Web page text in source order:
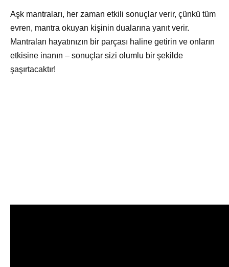
Aşk mantraları, her zaman etkili sonuçlar verir, çünkü tüm
evren, mantra okuyan kişinin dualarına yanıt verir.
Mantraları hayatınızın bir parçası haline getirin ve onların
etkisine inanın – sonuçlar sizi olumlu bir şekilde
şaşırtacaktır!